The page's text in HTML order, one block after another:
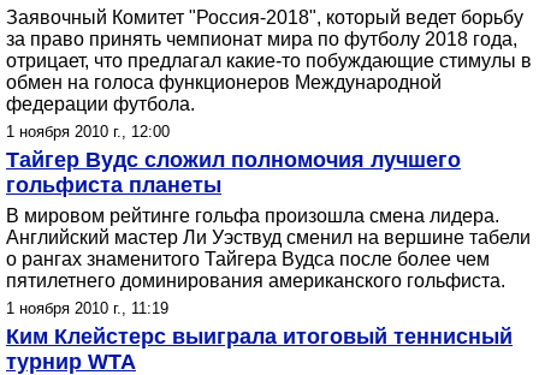
Заявочный Комитет "Россия-2018", который ведет борьбу
за право принять чемпионат мира по футболу 2018 года,
отрицает, что предлагал какие-то побуждающие стимулы в
обмен на голоса функционеров Международной
федерации футбола.
1 ноября 2010 г., 12:00
Тайгер Вудс сложил полномочия лучшего
гольфиста планеты
В мировом рейтинге гольфа произошла смена лидера.
Английский мастер Ли Уэствуд сменил на вершине табели
о рангах знаменитого Тайгера Вудса после более чем
пятилетнего доминирования американского гольфиста.
1 ноября 2010 г., 11:19
Ким Клейстерс выиграла итоговый теннисный
турнир WTA